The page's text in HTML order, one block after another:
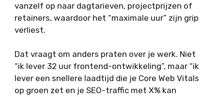
vanzelf op naar dagtarieven, projectprijzen of
retainers, waardoor het “maximale uur” zijn grip
verliest.
Dat vraagt om anders praten over je werk. Niet
“ik lever 32 uur frontend-ontwikkeling”, maar “ik
lever een snellere laadtijd die je Core Web Vitals
op groen zet en je SEO-traffic met X% kan